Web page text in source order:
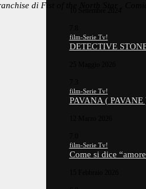
film-Serie Tv!
DETECTIVE
film-Serie Tv!
PAVANA (
film-Serie Tv!
Come si dice
di Fist of the North Star